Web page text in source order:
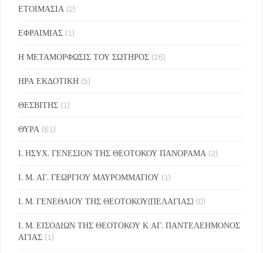
ΕΤΟΙΜΑΣΙΑ (2)
ΕΦΡΑΙΜΙΑΣ (1)
Η ΜΕΤΑΜΟΡΦΩΣΙΣ ΤΟΥ ΣΩΤΗΡΟΣ (26)
ΗΡΑ ΕΚΔΟΤΙΚΗ (5)
ΘΕΣΒΙΤΗΣ (1)
ΘΥΡΑ (61)
Ι. ΗΣΥΧ. ΓΕΝΕΣΙΟΝ ΤΗΣ ΘΕΟΤΟΚΟΥ ΠΑΝΟΡΑΜΑ (2)
Ι. Μ. ΑΓ. ΓΕΩΡΓΙΟΥ ΜΑΥΡΟΜΜΑΤΙΟΥ (1)
Ι. Μ. ΓΕΝΕΘΛΙΟΥ ΤΗΣ ΘΕΟΤΟΚΟΥ(ΠΕΛΑΓΙΑΣ) (0)
Ι. Μ. ΕΙΣΟΔΙΩΝ ΤΗΣ ΘΕΟΤΟΚΟΥ Κ ΑΓ. ΠΑΝΤΕΛΕΗΜΟΝΟΣ
ΑΓΙΑΣ (1)